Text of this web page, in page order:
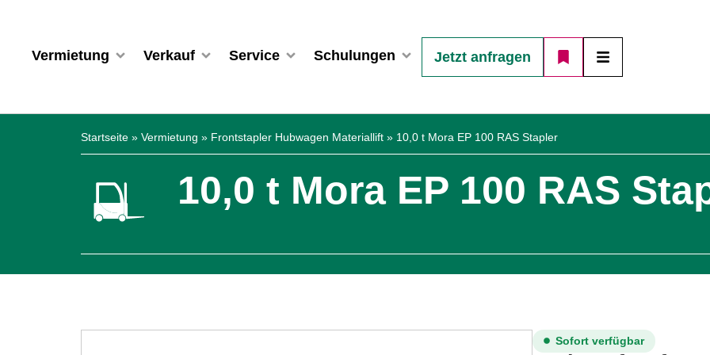
Vermietung Verkauf Service Schulungen Jetzt anfragen
Startseite » Vermietung » Frontstapler Hubwagen Materiallift » 10,0 t Mora EP 100 RAS Stapler
10,0 t Mora EP 100 RAS
Sofort verfügbar